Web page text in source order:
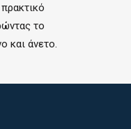
το
και άνετο.